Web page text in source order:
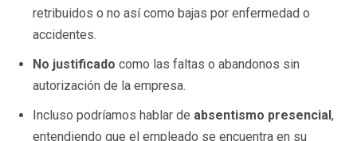
retribuidos o no así como bajas por enfermedad o
accidentes.
No justificado como las faltas o abandonos sin
autorización de la empresa.
Incluso podríamos hablar de absentismo presencial,
entendiendo que el empleado se encuentra en su